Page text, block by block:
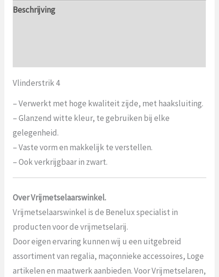
Beschrijving
Vlinderstrik 4
– Verwerkt met hoge kwaliteit zijde, met haaksluiting.
– Glanzend witte kleur, te gebruiken bij elke
gelegenheid.
– Vaste vorm en makkelijk te verstellen.
– Ook verkrijgbaar in zwart.
Over Vrijmetselaarswinkel.
Vrijmetselaarswinkel is de Benelux specialist in
producten voor de vrijmetselarij.
Door eigen ervaring kunnen wij u een uitgebreid
assortiment van regalia, maçonnieke accessoires, Loge
artikelen en maatwerk aanbieden. Voor Vrijmetselaren,